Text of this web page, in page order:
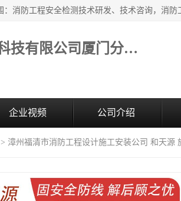
福建和天源消防安全科技有限公司厦门分公司
企业视频 公司介绍
> 漳州福清市消防工程设计施工安装公司 和天源